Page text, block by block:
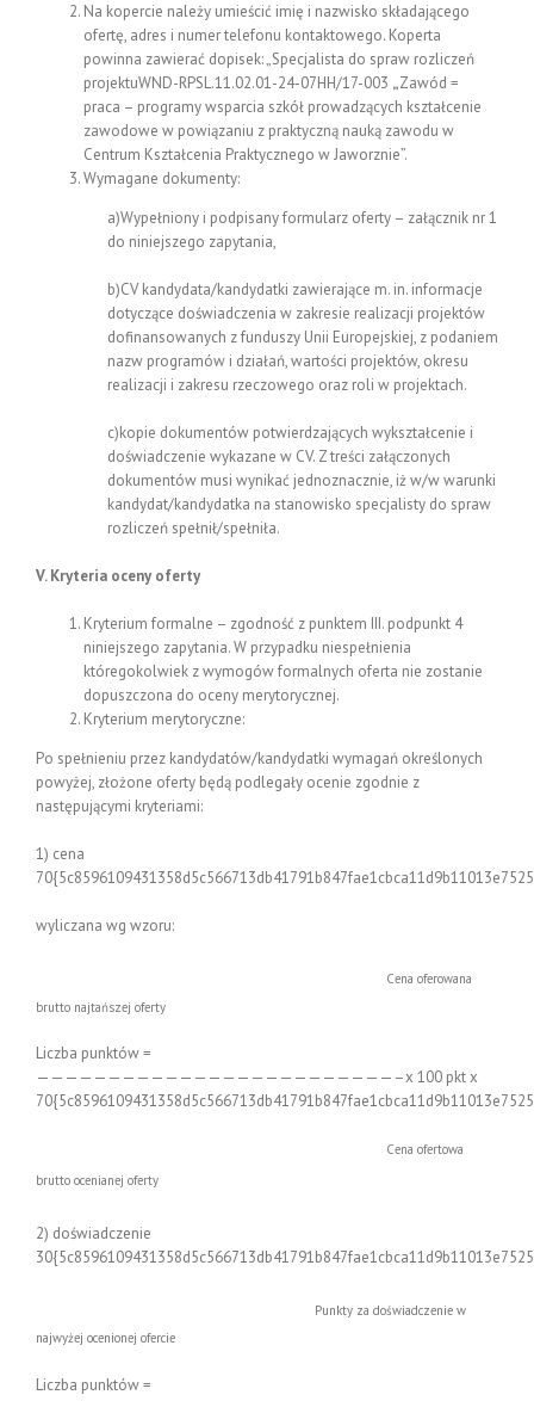
Na kopercie należy umieścić imię i nazwisko składającego
ofertę, adres i numer telefonu kontaktowego. Koperta
powinna zawierać dopisek: „Specjalista do spraw rozliczeń
projektuWND-RPSL.11.02.01-24-07HH/17-003 „Zawód =
praca – programy wsparcia szkół prowadzących kształcenie
zawodowe w powiązaniu z praktyczną nauką zawodu w
Centrum Kształcenia Praktycznego w Jaworznie”.
Wymagane dokumenty:
a)Wypełniony i podpisany formularz oferty – załącznik nr 1
do niniejszego zapytania,
b)CV kandydata/kandydatki zawierające m. in. informacje
dotyczące doświadczenia w zakresie realizacji projektów
dofinansowanych z funduszy Unii Europejskiej, z podaniem
nazw programów i działań, wartości projektów, okresu
realizacji i zakresu rzeczowego oraz roli w projektach.
c)kopie dokumentów potwierdzających wykształcenie i
doświadczenie wykazane w CV. Z treści załączonych
dokumentów musi wynikać jednoznacznie, iż w/w warunki
kandydat/kandydatka na stanowisko specjalisty do spraw
rozliczeń spełnił/spełniła.
V. Kryteria oceny oferty
Kryterium formalne – zgodność z punktem III. podpunkt 4
niniejszego zapytania. W przypadku niespełnienia
któregokolwiek z wymogów formalnych oferta nie zostanie
dopuszczona do oceny merytorycznej.
Kryterium merytoryczne:
Po spełnieniu przez kandydatów/kandydatki wymagań określonych
powyżej, złożone oferty będą podlegały ocenie zgodnie z
następującymi kryteriami:
1) cena
wyliczana wg wzoru:
Cena oferowana
brutto najtańszej oferty
Liczba punktów =
—————————————————————————–x 100 pkt x
Cena ofertowa
brutto ocenianej oferty
2) doświadczenie
Punkty za doświadczenie w
najwyżej ocenionej ofercie
Liczba punktów =